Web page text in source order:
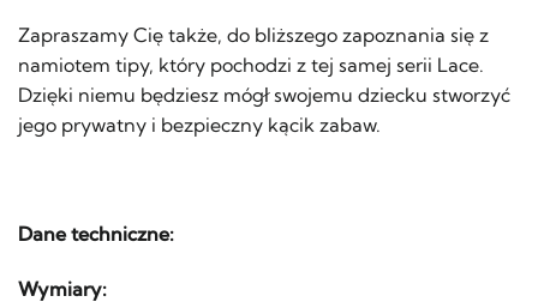
Zapraszamy Cię także, do bliższego zapoznania się z
namiotem tipy, który pochodzi z tej samej serii Lace.
Dzięki niemu będziesz mógł swojemu dziecku stworzyć
jego prywatny i bezpieczny kącik zabaw.
Dane techniczne:
Wymiary: